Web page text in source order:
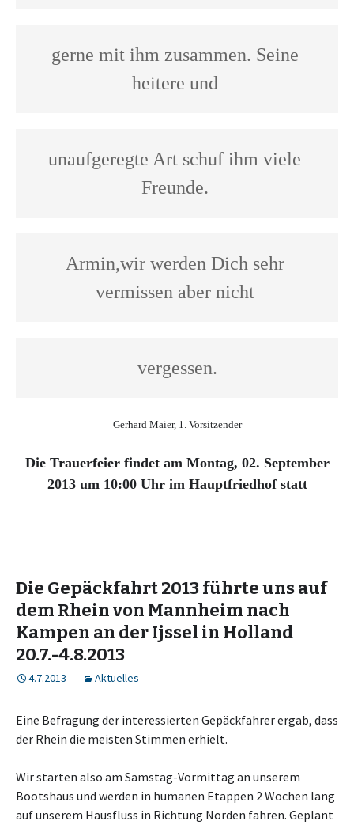
gerne mit ihm zusammen. Seine
heitere und
unaufgeregte Art schuf ihm viele
Freunde.
Armin,wir werden Dich sehr
vermissen aber nicht
vergessen.
Gerhard Maier, 1. Vorsitzender
Die Trauerfeier findet am Montag, 02. September
2013 um 10:00 Uhr im Hauptfriedhof statt
Die Gepäckfahrt 2013 führte uns auf
dem Rhein von Mannheim nach
Kampen an der Ijssel in Holland
20.7.-4.8.2013
4.7.2013 Aktuelles
Eine Befragung der interessierten Gepäckfahrer ergab, dass
der Rhein die meisten Stimmen erhielt.
Wir starten also am Samstag-Vormittag an unserem
Bootshaus und werden in humanen Etappen 2 Wochen lang
auf unserem Hausfluss in Richtung Norden fahren. Geplant